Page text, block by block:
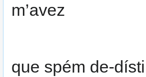
m’avez
que spém de-